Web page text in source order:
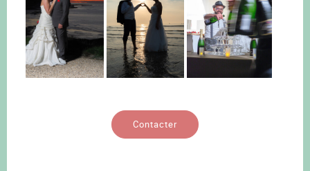
Contacter